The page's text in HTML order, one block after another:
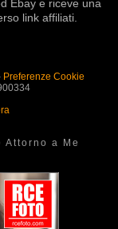
Ebay e riceve una
link affiliati.
Preferenze Cookie
Attorno a Me